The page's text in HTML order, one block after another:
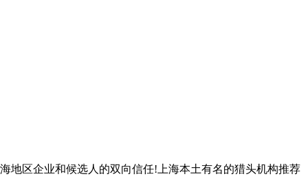
地区企业和候选人的双向信任!上海本土有名的猎头机构推荐